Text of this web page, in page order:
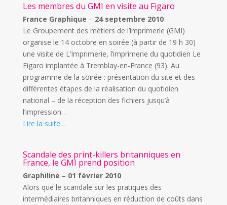
Les membres du GMI en visite au Figaro
France Graphique – 24 septembre 2010
Le Groupement des métiers de l’imprimerie (GMI)
organise le 14 octobre en soirée (à partir de 19 h 30)
une visite de L’Imprimerie, l’imprimerie du quotidien Le
Figaro implantée à Tremblay-en-France (93). Au
programme de la soirée : présentation du site et des
différentes étapes de la réalisation du quotidien
national – de la réception des fichiers jusqu’à
l’impression…
Lire la suite…
Scandale des print-killers britanniques en
France, le GMI prend position
Graphiline – 01 février 2010
Alors que le scandale sur les pratiques des
intermédiaires britanniques en réduction de coûts dans